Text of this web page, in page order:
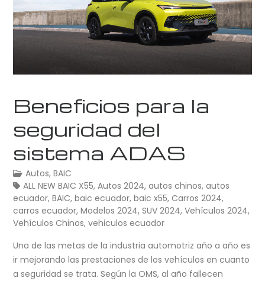
Beneficios para la
seguridad del
sistema ADAS
Autos,BAIC
ALL NEW BAIC X55,Autos 2024,autos chinos,autos
ecuador,BAIC,baic ecuador,baic x55,Carros 2024,
carros ecuador,Modelos 2024,SUV 2024,Vehículos 2024,
Vehículos Chinos,vehiculos ecuador
Una de las metas de la industria automotriz año a año es
ir mejorando las prestaciones de los vehículos en cuanto
a seguridad se trata. Según la OMS, al año fallecen